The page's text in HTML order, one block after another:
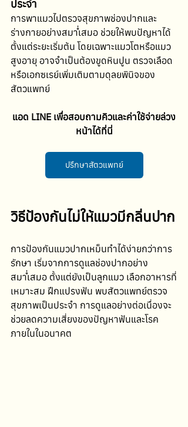
ประจำ
การพาแมวไปตรวจสุขภาพช่องปากและ
ร่างกายอย่างสม่ำเสมอ ช่วยให้พบปัญหาได้
ตั้งแต่ระยะเริ่มต้น โดยเฉพาะแมวโตหรือแมว
สูงอายุ อาจจำเป็นต้องขูดหินปูน ตรวจเลือด
หรือเอกซเรย์เพิ่มเติมตามดุลยพินิจของ
สัตวแพทย์
แอด LINE เพื่อสอบถามคิวและค่าใช้จ่ายล่วง
หน้าได้ที่นี่
ปรึกษาสัตวแพทย์
วิธีป้องกันไม่ให้แมวมีกลิ่นปาก
การป้องกันแมวปากเหม็นทำได้ง่ายกว่าการ
รักษา เริ่มจากการดูแลช่องปากอย่าง
สม่ำเสมอ ตั้งแต่ยังเป็นลูกแมว เลือกอาหารที่
เหมาะสม ฝึกแปรงฟัน พบสัตวแพทย์ตรวจ
สุขภาพเป็นประจำ การดูแลอย่างต่อเนื่องจะ
ช่วยลดความเสี่ยงของปัญหาฟันและโรค
ภายในในอนาคต